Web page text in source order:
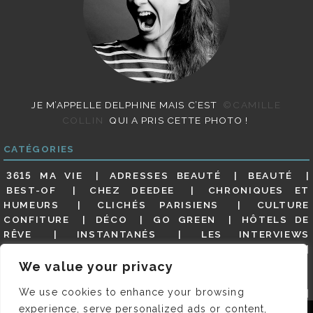
We value your privacy
We use cookies to enhance your browsing
experience, serve personalized ads or content,
JE M’APPELLE DELPHINE MAIS C’EST
©CAMILLE
COLLIN
QUI A PRIS CETTE PHOTO !
CATÉGORIES
3615 MA VIE ADRESSES BEAUTÉ
BEAUTÉ
BEST-OF
CHEZ DEEDEE
CHRONIQUES ET
HUMEURS
CLICHÉS PARISIENS
CULTURE
CONFITURE
DÉCO GO GREEN
HÔTELS DE
RÊVE
INSTANTANÉS
LES INTERVIEWS
MES ADRESSES
MODE NON CLASSÉ
GUIDE
PARIS EN PHOTOS
RESTAURANTS
REVUE DE PRESSE DÉTAILLÉE, SIOU PLAIT